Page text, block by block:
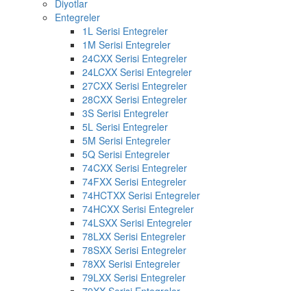
Diyotlar
Entegreler
1L Serisi Entegreler
1M Serisi Entegreler
24CXX Serisi Entegreler
24LCXX Serisi Entegreler
27CXX Serisi Entegreler
28CXX Serisi Entegreler
3S Serisi Entegreler
5L Serisi Entegreler
5M Serisi Entegreler
5Q Serisi Entegreler
74CXX Serisi Entegreler
74FXX Serisi Entegreler
74HCTXX Serisi Entegreler
74HCXX Serisi Entegreler
74LSXX Serisi Entegreler
78LXX Serisi Entegreler
78SXX Serisi Entegreler
78XX Serisi Entegreler
79LXX Serisi Entegreler